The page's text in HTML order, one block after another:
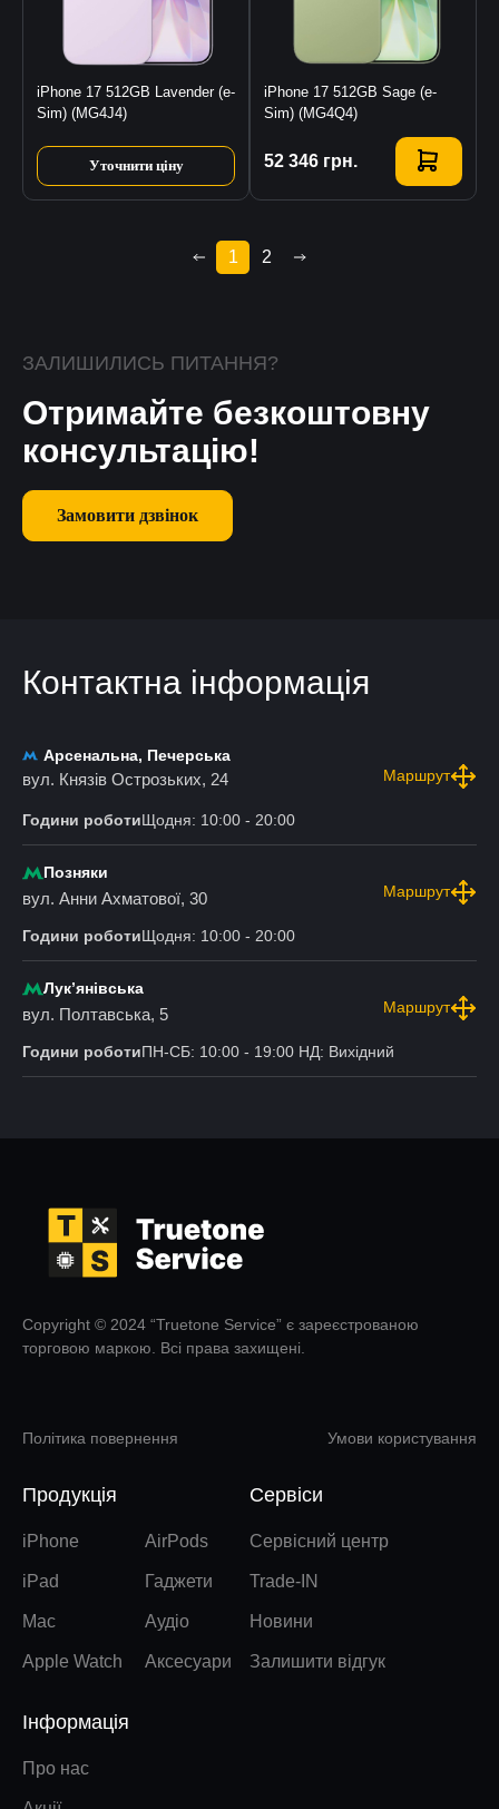
iPhone 17 512GB Lavender (e-
Sim) (MG4J4)
Уточнити ціну
iPhone 17 512GB Sage (e-
Sim) (MG4Q4)
52 346 грн.
Купити
1 2
ЗАЛИШИЛИСЬ ПИТАННЯ?
Отримайте безкоштовну
консультацію!
Замовити дзвінок
Контактна інформація
Арсенальна, Печерська
вул. Князів Острозьких, 24 Маршрут
Години роботиЩодня: 10:00 - 20:00
Позняки
вул. Анни Ахматової, 30 Маршрут
Години роботиЩодня: 10:00 - 20:00
Лукʼянівська
вул. Полтавська, 5 Маршрут
Години роботиПН-СБ: 10:00 - 19:00 НД: Вихідний
Copyright © 2024 “Truetone Service” є зареєстрованою
торговою маркою. Всі права захищені.
Політика повернення Умови користування
Продукція
iPhone
iPad
Mac
Apple Watch
AirPods
Гаджети
Аудіо
Аксесуари
Сервіси
Сервісний центр
Trade-IN
Новини
Залишити відгук
Інформація
Про нас